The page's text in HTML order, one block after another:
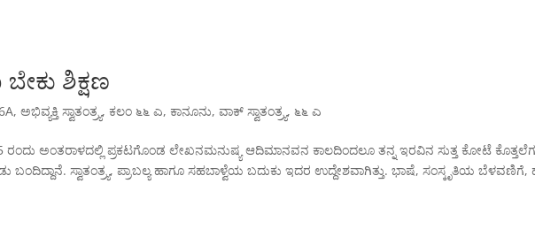
ಬೇಕು ಶಿಕ್ಷಣ
,ಅಭಿವ್ಯಕ್ತಿ ಸ್ವಾತಂತ್ರ್ಯ, ಕಲಂ ೬೬ ಎ, ಕಾನೂನು,ವಾಕ್ ಸ್ವಾತಂತ್ರ್ಯ,೬೬ ಎ
ರಂದು ಅಂತರಾಳದಲ್ಲಿ ಪ್ರಕಟಗೊಂಡ ಲೇಖನಮನುಷ್ಯ ಆದಿಮಾನವನ ಕಾಲದಿಂದಲೂ ತನ್ನ ಇರವಿನ ಸುತ್ತ ಕೋಟೆ
ಬಂದಿದ್ದಾನೆ. ಸ್ವಾತಂತ್ರ್ಯ, ಪ್ರಾಬಲ್ಯ ಹಾಗೂ ಸಹಬಾಳ್ವೆಯ ಬದುಕು ಇದರ ಉದ್ದೇಶವಾಗಿತ್ತು. ಭಾಷೆ, ಸಂಸ್ಕೃತಿಯ